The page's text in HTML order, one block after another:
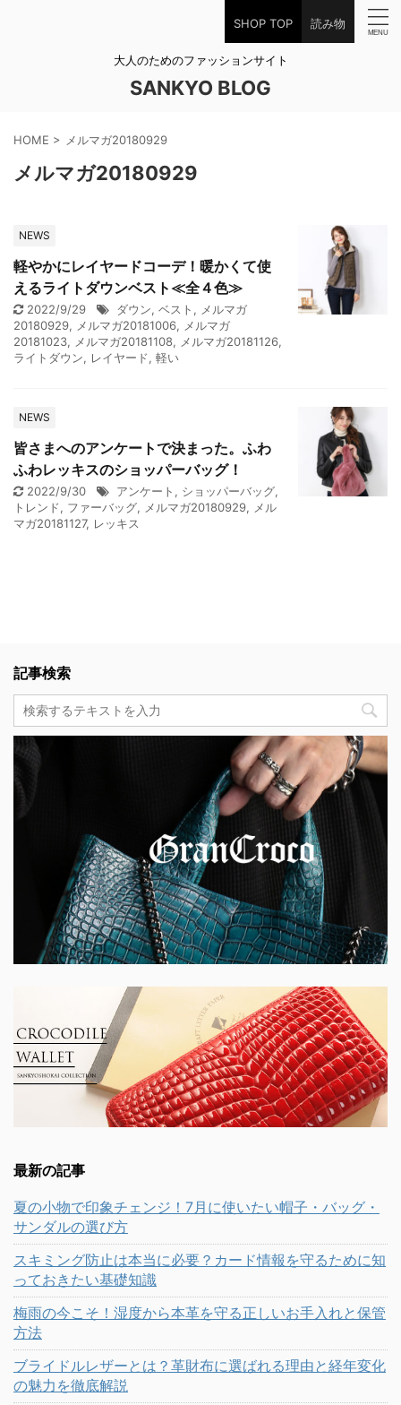
SHOP TOP 読み物
大人のためのファッションサイト
SANKYO BLOG
HOME > メルマガ20180929
メルマガ20180929
NEWS
軽やかにレイヤードコーデ！暖かくて使
えるライトダウンベスト≪全４色≫
2022/9/29 ダウン, ベスト , メルマガ
20180929, メルマガ20181006, メルマガ
20181023, メルマガ20181108, メルマガ20181126,
ライトダウン, レイヤード, 軽い
NEWS
皆さまへのアンケートで決まった。ふわ
ふわレッキスのショッパーバッグ！
2022/9/30 アンケート , ショッパーバッグ,
トレンド, ファーバッグ, メルマガ20180929, メル
マガ20181127, レッキス
記事検索
最新の記事
夏の小物で印象チェンジ！7月に使いたい帽子・バッグ・
サンダルの選び方
スキミング防止は本当に必要？カード情報を守るために知
っておきたい基礎知識
梅雨の今こそ！湿度から本革を守る正しいお手入れと保管
方法
ブライドルレザーとは？革財布に選ばれる理由と経年変化
の魅力を徹底解説